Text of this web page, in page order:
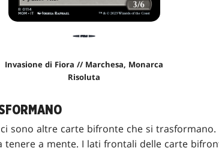
Invasione di Fiora // Marchesa, Monarca
Risoluta
sono altre carte bifronte che si
tenere a mente. I lati frontali delle carte